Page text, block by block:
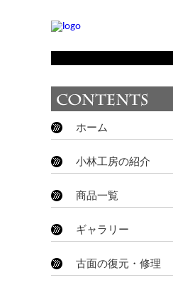
ホーム
小林工房の紹介
商品一覧
ギャラリー
古面の復元・修理